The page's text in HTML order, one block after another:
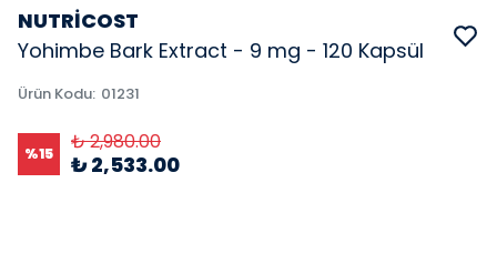
NUTRİCOST
Yohimbe Bark Extract - 9 mg - 120 Kapsül
Ürün Kodu: 01231
%15 ₺ 2,980.00
₺ 2,533.00